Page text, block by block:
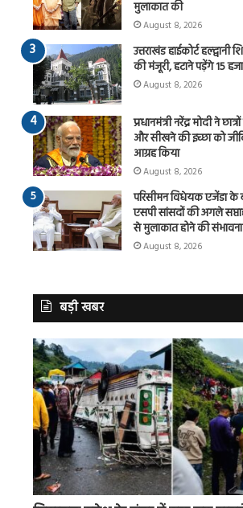
मुलाकात की
August 8, 2026
उत्तराखंड हाईकोर्ट
की मंजूरी, हटाने पड़ेंगे 15
August 8, 2026
प्रधानमंत्री नरेंद्र मोदी ने
और सीखने की इच्छा को
आग्रह किया
August 8, 2026
परिसीमन विधेयक एजेंडा के
एसपी सांसदों की अगले
से मुलाकात होने की संभावना
August 8, 2026
बड़ी खबर